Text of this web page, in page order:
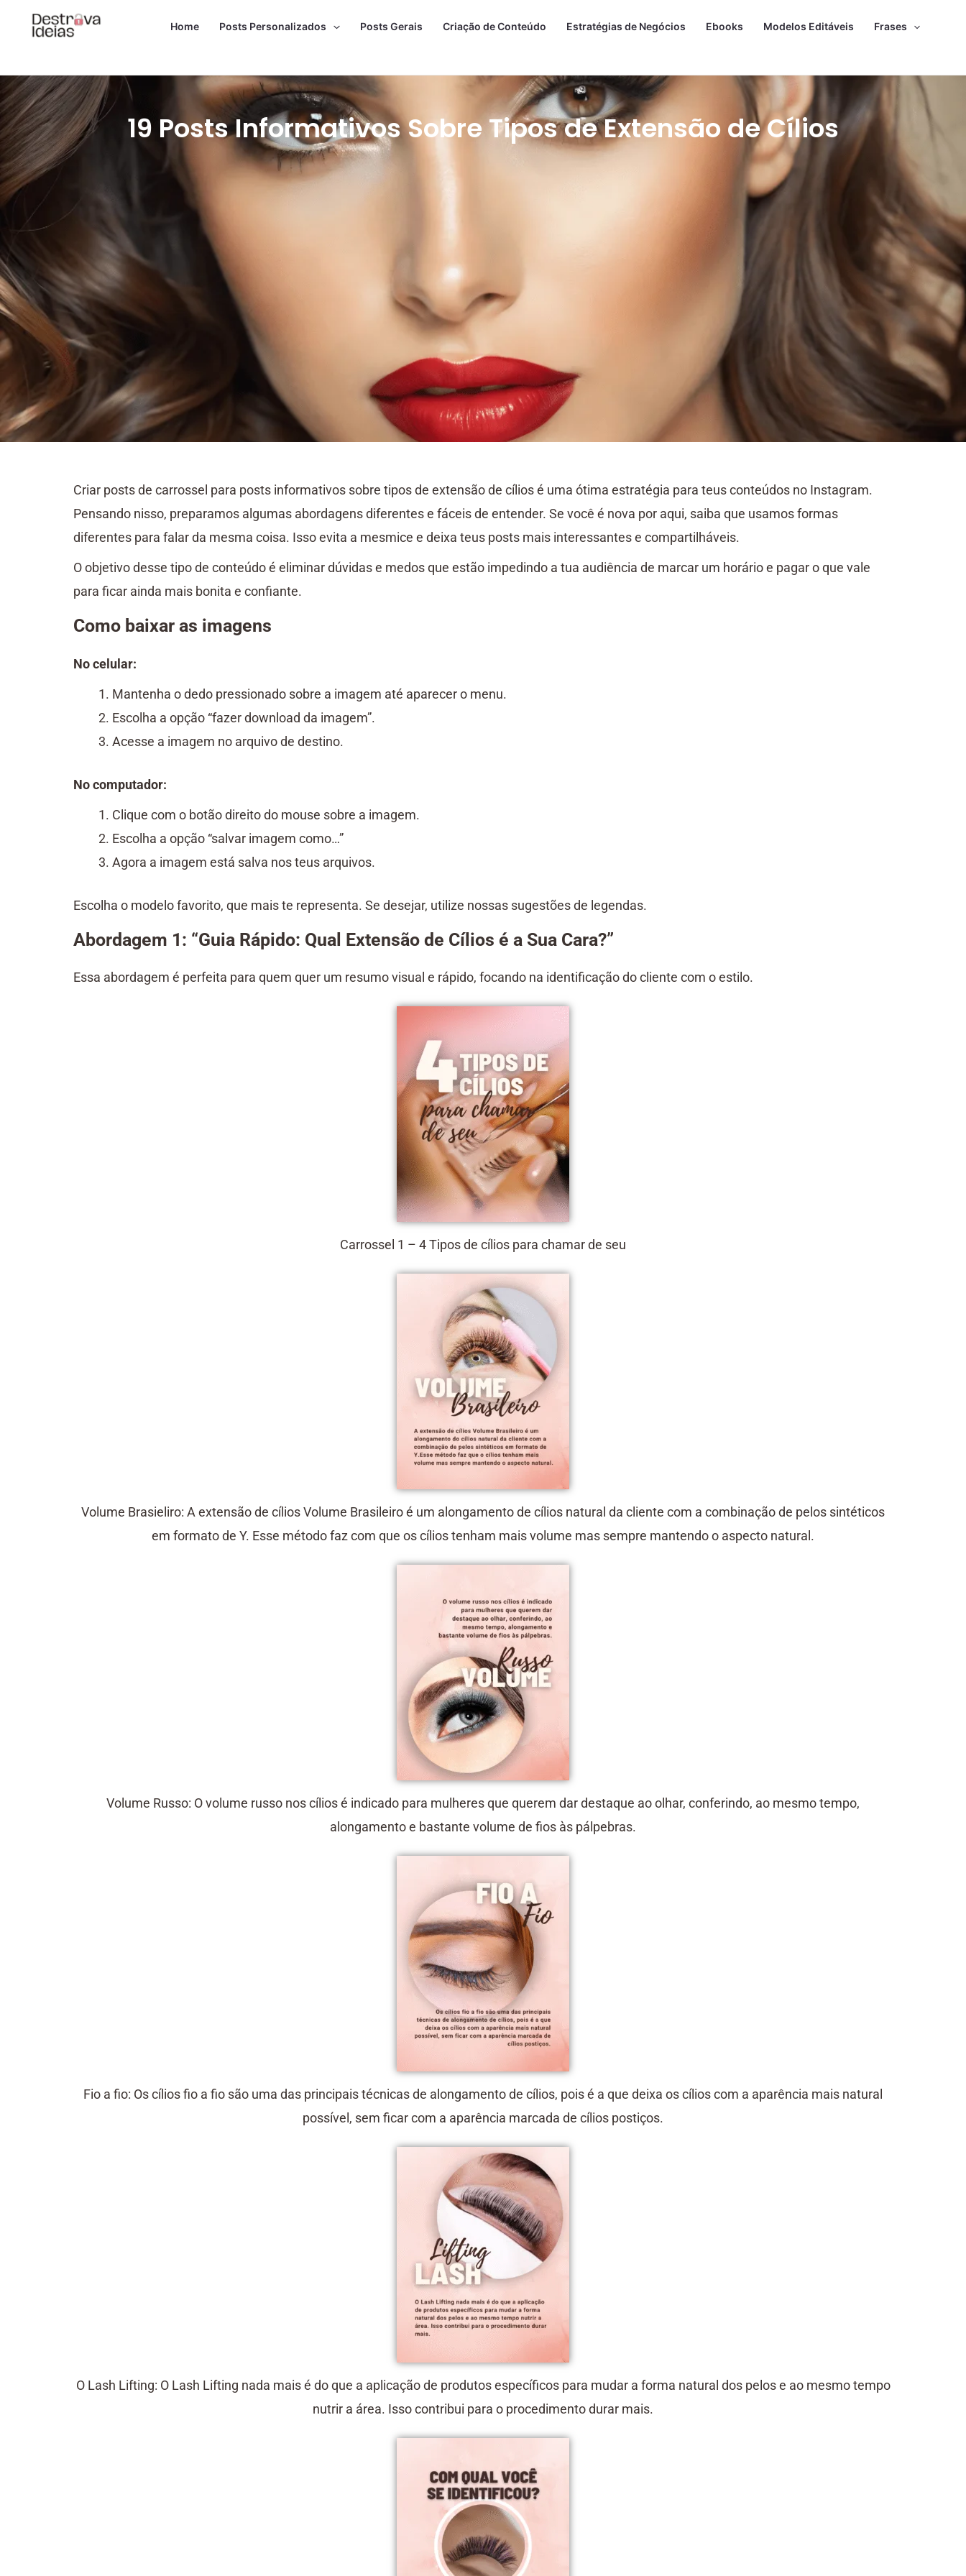
conteúdo
conteúdo
Home Posts Personalizados Posts Gerais Criação de Conteúdo Estratégias de Negócios Ebooks Modelos Editáveis Frases
19 Posts Informativos Sobre Tipos de Extensão de Cílios
Criar posts de carrossel para posts informativos sobre tipos de extensão de cílios é uma ótima estratégia para teus conteúdos no Instagram.
Pensando nisso, preparamos algumas abordagens diferentes e fáceis de entender. Se você é nova por aqui, saiba que usamos formas
diferentes para falar da mesma coisa. Isso evita a mesmice e deixa teus posts mais interessantes e compartilháveis.
O objetivo desse tipo de conteúdo é eliminar dúvidas e medos que estão impedindo a tua audiência de marcar um horário e pagar o que vale
para ficar ainda mais bonita e confiante.
Como baixar as imagens
No celular:
Mantenha o dedo pressionado sobre a imagem até aparecer o menu.
Escolha a opção “fazer download da imagem”.
Acesse a imagem no arquivo de destino.
No computador:
Clique com o botão direito do mouse sobre a imagem.
Escolha a opção “salvar imagem como…”
Agora a imagem está salva nos teus arquivos.
Escolha o modelo favorito, que mais te representa. Se desejar, utilize nossas sugestões de legendas.
Abordagem 1: “Guia Rápido: Qual Extensão de Cílios é a Sua Cara?”
Essa abordagem é perfeita para quem quer um resumo visual e rápido, focando na identificação do cliente com o estilo.
Carrossel 1 – 4 Tipos de cílios para chamar de seu
Volume Brasieliro: A extensão de cílios Volume Brasileiro é um alongamento de cílios natural da cliente com a combinação de pelos sintéticos
em formato de Y. Esse método faz com que os cílios tenham mais volume mas sempre mantendo o aspecto natural.
Volume Russo: O volume russo nos cílios é indicado para mulheres que querem dar destaque ao olhar, conferindo, ao mesmo tempo,
alongamento e bastante volume de fios às pálpebras.
Fio a fio: Os cílios fio a fio são uma das principais técnicas de alongamento de cílios, pois é a que deixa os cílios com a aparência mais natural
possível, sem ficar com a aparência marcada de cílios postiços.
O Lash Lifting: O Lash Lifting nada mais é do que a aplicação de produtos específicos para mudar a forma natural dos pelos e ao mesmo tempo
nutrir a área. Isso contribui para o procedimento durar mais.